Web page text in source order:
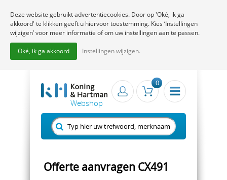
0
Offerte aanvragen CX491
Deze website gebruikt advertentiecookies. Door op 'Oké, ik ga
akkoord' te klikken geeft u hiervoor toestemming. Kies ‘Instellingen
wijzigen’ voor meer informatie of om uw instellingen aan te passen.
Oké, ik ga akkoord Instellingen wijzigen.